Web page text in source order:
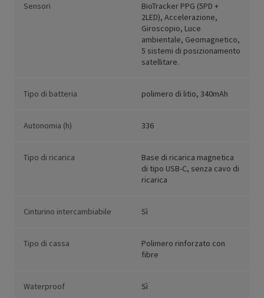
Sensori
BioTracker PPG (5PD +
2LED), Accelerazione,
Giroscopio, Luce
ambientale, Geomagnetico,
5 sistemi di posizionamento
satellitare.
Tipo di batteria polimero di litio, 340mAh
Autonomia (h) 336
Tipo di ricarica
Base di ricarica magnetica
di tipo USB-C, senza cavo di
ricarica
Cinturino intercambiabile Sì
Tipo di cassa
Polimero rinforzato con
fibre
Waterproof Sì